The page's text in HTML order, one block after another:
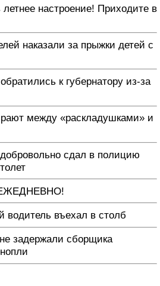
настроение! Приходите в
наказали за прыжки детей с
к губернатору из-за
между «раскладушками» и
сдал в полицию
ЕЖЕДНЕВНО!
водитель въехал в столб
задержали сборщика